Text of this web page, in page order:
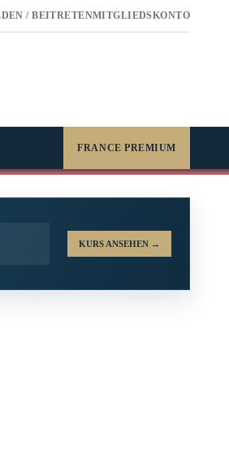
/ BEITRETENMITGLIEDSKONTO
FRANCE PREMIUM
KURS ANSEHEN →